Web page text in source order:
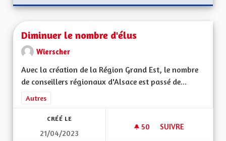
Diminuer le nombre d'élus
Wierscher
Avec la création de la Région Grand Est, le nombre
de conseillers régionaux d'Alsace est passé de...
Filtrer les résultats de la catégorie : Autres
Autres
CRÉÉ LE
21/04/2023
50 50 ABONNÉS
SUIVRE